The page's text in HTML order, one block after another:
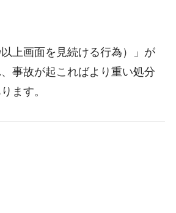
上画面を見続ける行為）」が
事故が起こればより重い処分
ます。